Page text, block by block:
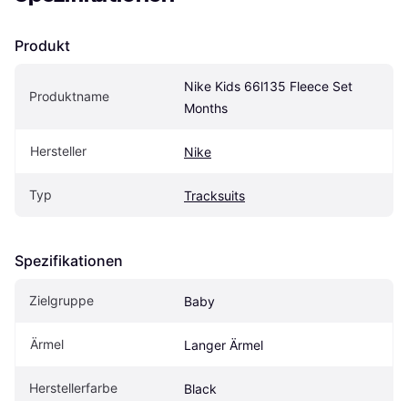
Produkt
Produktname
Nike Kids 66l135 Fleece Set
Months
Hersteller Nike
Typ Tracksuits
Spezifikationen
Zielgruppe Baby
Ärmel Langer Ärmel
Herstellerfarbe Black